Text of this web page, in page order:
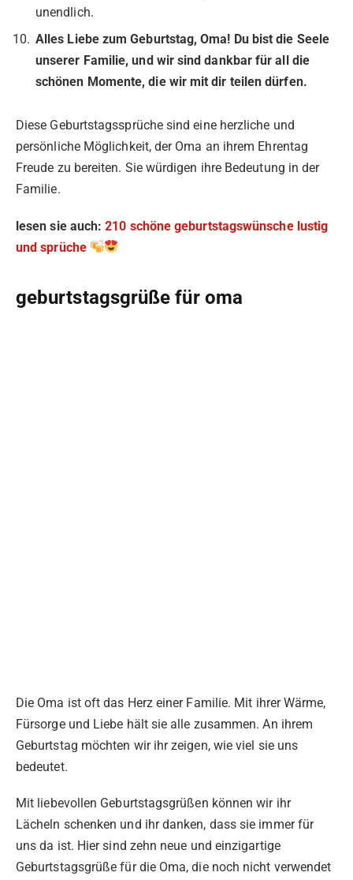
unendlich.
Alles Liebe zum Geburtstag, Oma! Du bist die Seele
unserer Familie, und wir sind dankbar für all die
schönen Momente, die wir mit dir teilen dürfen.
Diese Geburtstagssprüche sind eine herzliche und
persönliche Möglichkeit, der Oma an ihrem Ehrentag
Freude zu bereiten. Sie würdigen ihre Bedeutung in der
Familie.
lesen sie auch:210 schöne geburtstagswünsche lustig
und sprüche
geburtstagsgrüße für oma
Die Oma ist oft das Herz einer Familie. Mit ihrer Wärme,
Fürsorge und Liebe hält sie alle zusammen. An ihrem
Geburtstag möchten wir ihr zeigen, wie viel sie uns
bedeutet.
Mit liebevollen Geburtstagsgrüßen können wir ihr
Lächeln schenken und ihr danken, dass sie immer für
uns da ist. Hier sind zehn neue und einzigartige
Geburtstagsgrüße für die Oma, die noch nicht verwendet